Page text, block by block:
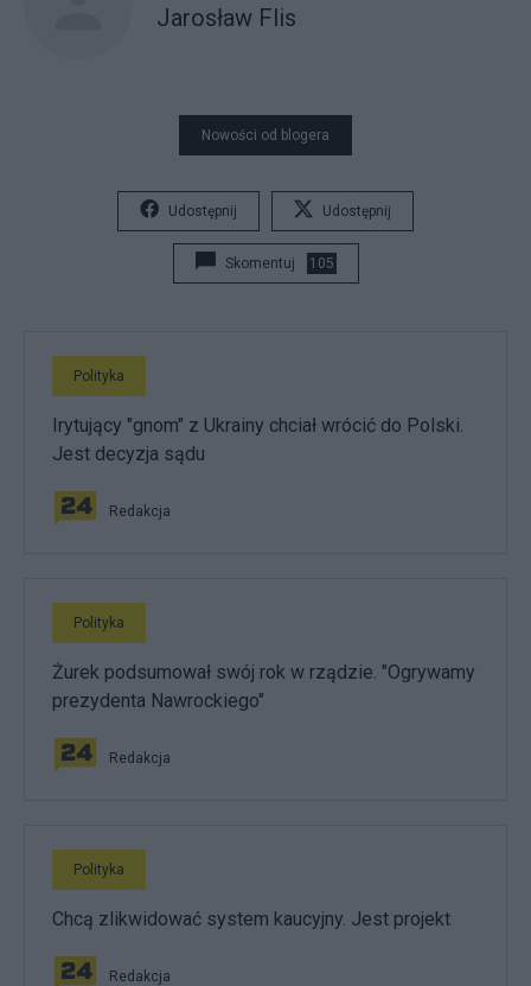
Jarosław Flis
Nowości od blogera
Udostępnij Udostępnij
Skomentuj 105
Polityka
Irytujący "gnom" z Ukrainy chciał wrócić do Polski.
Jest decyzja sądu
Redakcja
Polityka
Żurek podsumował swój rok w rządzie. "Ogrywamy
prezydenta Nawrockiego"
Redakcja
Polityka
Chcą zlikwidować system kaucyjny. Jest projekt
Redakcja